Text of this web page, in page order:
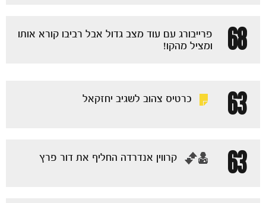
68
פרייבורג עם עוד מצב גדול אבל רביבו קורא אותו
ומציל מהקו!
63 כרטיס צהוב לשגיב יחזקאל
63 ‏קרווין אנדרדה החליף את דור פרץ